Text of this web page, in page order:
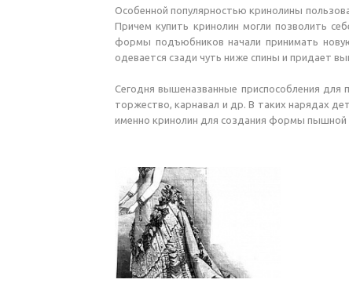
Особенной популярностью кринолины
Причем купить кринолин могли позволить
формы подъюбников начали принимать
одевается сзади чуть ниже спины и придает
Сегодня вышеназванные приспособления
торжество, карнавал и др. В таких нарядах
именно кринолин для создания формы пышной